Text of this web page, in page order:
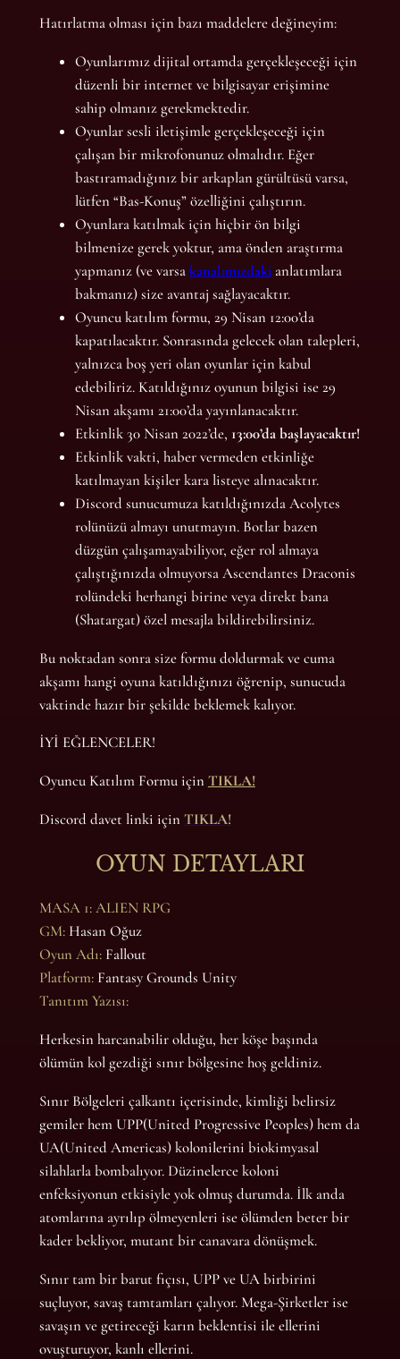
Hatırlatma olması için bazı maddelere değineyim:
Oyunlarımız dijital ortamda gerçekleşeceği için
düzenli bir internet ve bilgisayar erişimine
sahip olmanız gerekmektedir.
Oyunlar sesli iletişimle gerçekleşeceği için
çalışan bir mikrofonunuz olmalıdır. Eğer
bastıramadığınız bir arkaplan gürültüsü varsa,
lütfen “Bas-Konuş” özelliğini çalıştırın.
Oyunlara katılmak için hiçbir ön bilgi
bilmenize gerek yoktur, ama önden araştırma
yapmanız (ve varsakanalımızdakianlatımlara
bakmanız) size avantaj sağlayacaktır.
Oyuncu katılım formu, 29 Nisan 12:00’da
kapatılacaktır. Sonrasında gelecek olan talepleri,
yalnızca boş yeri olan oyunlar için kabul
edebiliriz. Katıldığınız oyunun bilgisi ise 29
Nisan akşamı 21:00’da yayınlanacaktır.
Etkinlik 30 Nisan 2022’de, 13:00’da başlayacaktır!
Etkinlik vakti, haber vermeden etkinliğe
katılmayan kişiler kara listeye alınacaktır.
Discord sunucumuza katıldığınızda Acolytes
rolünüzü almayı unutmayın. Botlar bazen
düzgün çalışamayabiliyor, eğer rol almaya
çalıştığınızda olmuyorsa Ascendantes Draconis
rolündeki herhangi birine veya direkt bana
(Shatargat) özel mesajla bildirebilirsiniz.
Bu noktadan sonra size formu doldurmak ve cuma
akşamı hangi oyuna katıldığınızı öğrenip, sunucuda
vaktinde hazır bir şekilde beklemek kalıyor.
İYİ EĞLENCELER!
Oyuncu Katılım Formu için TIKLA!
Discord davet linki için TIKLA!
OYUN DETAYLARI
MASA 1: ALIEN RPG
GM:Hasan Oğuz
Oyun Adı: Fallout
Platform:Fantasy Grounds Unity
Tanıtım Yazısı:
Herkesin harcanabilir olduğu, her köşe başında
ölümün kol gezdiği sınır bölgesine hoş geldiniz.
Sınır Bölgeleri çalkantı içerisinde, kimliği belirsiz
gemiler hem UPP(United Progressive Peoples) hem da
UA(United Americas) kolonilerini biokimyasal
silahlarla bombalıyor. Düzinelerce koloni
enfeksiyonun etkisiyle yok olmuş durumda. İlk anda
atomlarına ayrılıp ölmeyenleri ise ölümden beter bir
kader bekliyor, mutant bir canavara dönüşmek.
Sınır tam bir barut fıçısı, UPP ve UA birbirini
suçluyor, savaş tamtamları çalıyor. Mega-Şirketler ise
savaşın ve getireceği karın beklentisi ile ellerini
ovuşturuyor, kanlı ellerini.